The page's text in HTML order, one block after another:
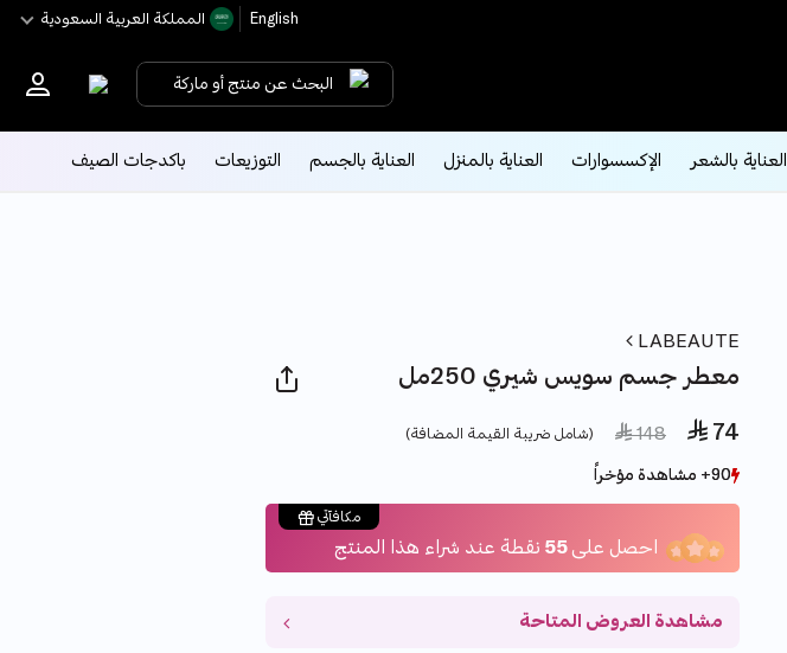
English اﻟﻤﻤﻠﻜﺔ اﻟﻌﺮﺑﻴﺔ اﻟﺴﻌﻮدﻳﺔ
البحث عن منتج أو ماركة
العناية بالشعر الإكسسوارات العناية بالمنزل العناية بالجسم التوزيعات باكدجات الصيف
LABEAUTE
معطر جسم سويس شيري 250مل
 74
Price reduced from
 148
to (شامل ضريبة القيمة المضافة)
90+ مشاهدة مؤخراً
76+ بيع مؤخراً
90+ مشاهدة مؤخراً
76+ بيع مؤخراً
مكافآتي
احصل على55نقطة عند شراء هذا المنتج
مشاهدة العروض المتاحة